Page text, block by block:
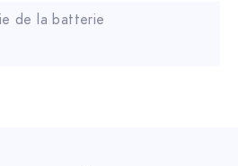
de la batterie